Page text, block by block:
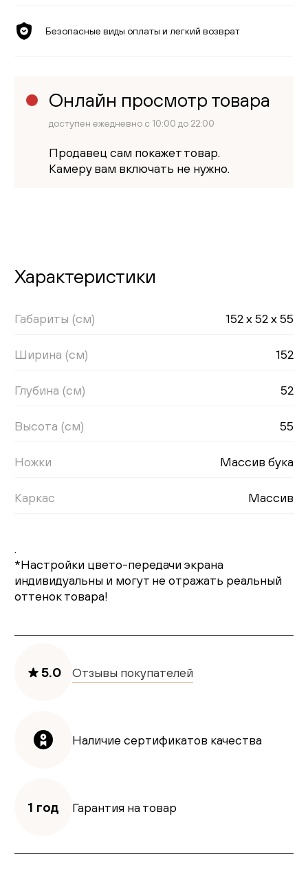
Безопасные виды оплаты и легкий возврат
Онлайн просмотр товара
доступен ежедневно с 10:00 до 22:00
Продавец сам покажет товар.
Камеру вам включать не нужно.
Характеристики
Габариты (см) 152 x 52 x 55
Ширина (см) 152
Глубина (см) 52
Высота (см) 55
Ножки Массив бука
Каркас Массив
.
*Настройки цвето-передачи экрана
индивидуальны и могут не отражать реальный
оттенок товара!
5.0 Отзывы покупателей
Наличие сертификатов качества
1 год Гарантия на товар